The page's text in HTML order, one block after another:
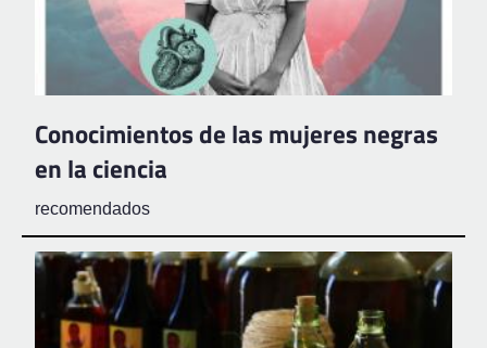
Conocimientos de las mujeres negras
en la ciencia
recomendados